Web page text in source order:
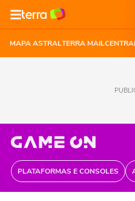
MAPA ASTRALTERRA MAIL
PLATAFORMAS E CONSOLES